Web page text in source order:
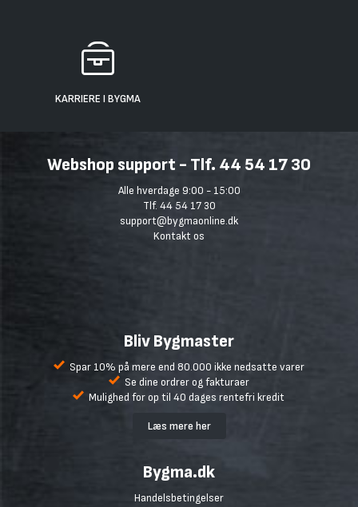
KARRIERE I BYGMA
Webshop support - Tlf. 44 54 17 30
Alle hverdage 9:00 - 15:00
Tlf. 44 54 17 30
support@bygmaonline.dk
Kontakt os
Bliv Bygmaster
Spar 10% på mere end 80.000 ikke nedsatte varer
Se dine ordrer og fakturaer
Mulighed for op til 40 dages rentefri kredit
Læs mere her
Bygma.dk
Handelsbetingelser